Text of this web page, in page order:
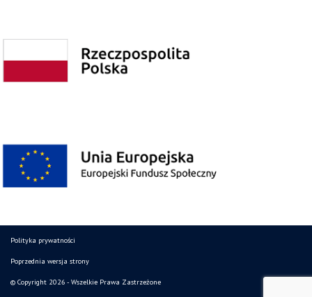
Polityka prywatności
Poprzednia wersja strony
© Copyright 2026 - Wszelkie Prawa Zastrzeżone